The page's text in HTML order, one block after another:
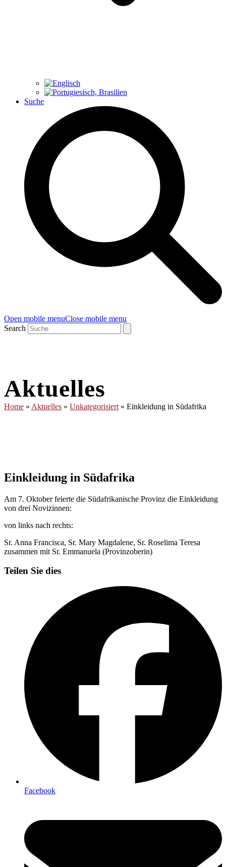
Suche
Open mobile menuClose mobile menu
Search
Aktuelles
Home » Aktuelles » Unkategorisiert » Einkleidung in Südafrika
Einkleidung in Südafrika
Am 7. Oktober feierte die Südafrikanische Provinz die Einkleidung
von drei Novizinnen:
von links nach rechts:
Sr. Anna Francisca, Sr. Mary Magdalene, Sr. Roselima Teresa
zusammen mit Sr. Emmanuela (Provinzoberin)
Teilen Sie dies
Facebook